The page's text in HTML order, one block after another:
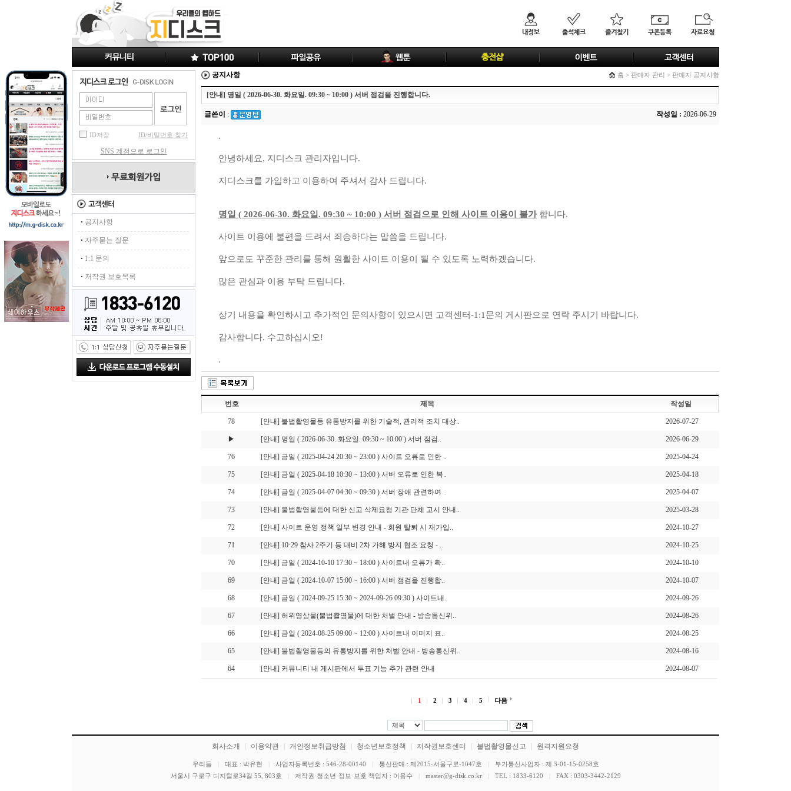
ID저장 ID/비밀번호 찾기
SNS 계정으로 로그인
· 공지사항
· 자주묻는 질문
· 1:1 문의
· 저작권 보호목록
공지사항 홈 > 판매자 관리 > 판매자 공지사항
[안내] 명일 ( 2026-06-30. 화요일. 09:30 ~ 10:00 ) 서버 점검을 진행합니다.
글쓴이 : 작성일 : 2026-06-29
.
안녕하세요, 지디스크 관리자입니다.
지디스크를 가입하고 이용하여 주셔서 감사 드립니다.
명일 ( 2026-06-30. 화요일. 09:30 ~ 10:00 ) 서버 점검으로 인해 사이트 이용이 불가합니다.
사이트 이용에 불편을 드려서 죄송하다는 말씀을 드립니다.
앞으로도 꾸준한 관리를 통해 원활한 사이트 이용이 될 수 있도록 노력하겠습니다.
많은 관심과 이용 부탁 드립니다.
상기 내용을 확인하시고 추가적인 문의사항이 있으시면 고객센터-1:1문의 게시판으로 연락 주시기 바랍니다.
감사합니다. 수고하십시오!
.
번호 제목 작성일
78 [안내] 불법촬영물등 유통방지를 위한 기술적, 관리적 조치 대상.. 2026-07-27
▶ [안내] 명일 ( 2026-06-30. 화요일. 09:30 ~ 10:00 ) 서버 점검.. 2026-06-29
76 [안내] 금일 ( 2025-04-24 20:30 ~ 23:00 ) 사이트 오류로 인한 .. 2025-04-24
75 [안내] 금일 ( 2025-04-18 10:30 ~ 13:00 ) 서버 오류로 인한 복.. 2025-04-18
74 [안내] 금일 ( 2025-04-07 04:30 ~ 09:30 ) 서버 장애 관련하여 .. 2025-04-07
73 [안내] 불법촬영물등에 대한 신고 삭제요청 기관 단체 고시 안내.. 2025-03-28
72 [안내] 사이트 운영 정책 일부 변경 안내 - 회원 탈퇴 시 재가입.. 2024-10-27
71 [안내] 10·29 참사 2주기 등 대비 2차 가해 방지 협조 요청 - .. 2024-10-25
70 [안내] 금일 ( 2024-10-10 17:30 ~ 18:00 ) 사이트내 오류가 확.. 2024-10-10
69 [안내] 금일 ( 2024-10-07 15:00 ~ 16:00 ) 서버 점검을 진행합.. 2024-10-07
68 [안내] 금일 ( 2024-09-25 15:30 ~ 2024-09-26 09:30 ) 사이트내.. 2024-09-26
67 [안내] 허위영상물(불법촬영물)에 대한 처벌 안내 - 방송통신위.. 2024-08-26
66 [안내] 금일 ( 2024-08-25 09:00 ~ 12:00 ) 사이트내 이미지 표.. 2024-08-25
65 [안내] 불법촬영물등의 유통방지를 위한 처벌 안내 - 방송통신위.. 2024-08-16
64 [안내] 커뮤니티 내 게시판에서 투표 기능 추가 관련 안내 2024-08-07
1 2 3 4 5 다음
회사소개 이용약관 개인정보취급방침 청소년보호정책 저작권보호센터 불법촬영물신고 원격지원요청
우리들 대표 : 박유현 사업자등록번호 : 546-28-00140 통신판매 : 제2015-서울구로-1047호
부가통신사업자 : 제 3-01-15-0258호
서울시 구로구 디지털로34길 55, 803호
저작권·청소년·정보·보호 책임자 : 이용수 master@g-disk.co.kr TEL : 1833-6120 FAX : 0303-3442-2129